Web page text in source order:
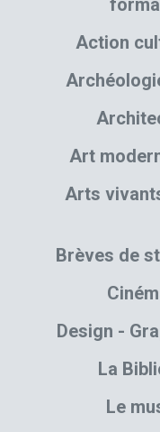
Action
Art
Arts
Brèves de
Design -
La
Le